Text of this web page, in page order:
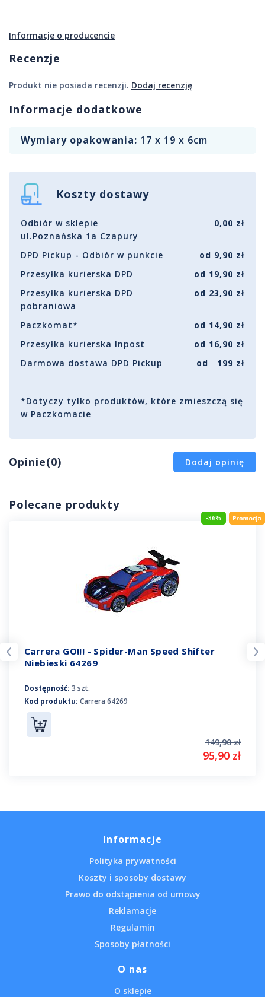
Informacje o producencie
Recenzje
Produkt nie posiada recenzji. Dodaj recenzję
Informacje dodatkowe
Wymiary opakowania: 17 x 19 x 6cm
Koszty dostawy
Odbiór w sklepie
ul.Poznańska 1a Czapury
0,00 zł
DPD Pickup - Odbiór w punkcie
od 9,90 zł
Przesyłka kurierska DPD
od 19,90 zł
Przesyłka kurierska DPD
pobraniowa
od 23,90 zł
Paczkomat*
od 14,90 zł
Przesyłka kurierska Inpost
od 16,90 zł
Darmowa dostawa DPD Pickup
od 199 zł
*Dotyczy tylko produktów, które zmieszczą się
w Paczkomacie
Opinie(0) Dodaj opinię
Polecane produkty
-36%
Carrera GO!!! - Spider-Man Speed Shifter
Niebieski 64269
Dostępność: 3 szt.
Kod produktu: Carrera 64269
149,90 zł
95,90 zł
Informacje
Polityka prywatności
Koszty i sposoby dostawy
Prawo do odstąpienia od umowy
Reklamacje
Regulamin
Sposoby płatności
O nas
O sklepie